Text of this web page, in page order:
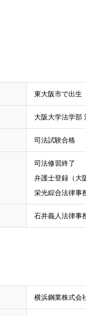
東大阪市で出生
大阪大学法学部
司法試験合格
司法修習終了
弁護士登録（大
栄光綜合法律事
石井義人法律事
横浜鋼業株式